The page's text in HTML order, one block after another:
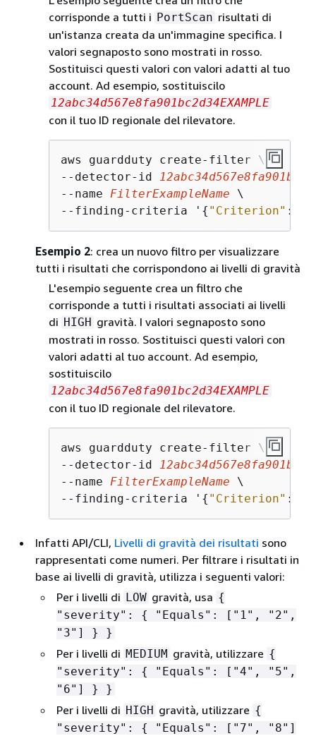
corrisponde a tutti i PortScan risultati di
un'istanza creata da un'immagine specifica. I
valori segnaposto sono mostrati in rosso.
Sostituisci questi valori con valori adatti al tuo
account. Ad esempio, sostituiscilo
12abc34d567e8fa901bc2d34EXAMPLE
con il tuo ID regionale del rilevatore.
aws guardduty create-filter \
--detector-id 12
--name FilterExampleName \
--finding-criteria ' { "Criterion" :
Esempio 2: crea un nuovo filtro per visualizzare
tutti i risultati che corrispondono ai livelli di gravità
L'esempio seguente crea un filtro che
corrisponde a tutti i risultati associati ai livelli
di HIGH gravità. I valori segnaposto sono
mostrati in rosso. Sostituisci questi valori con
valori adatti al tuo account. Ad esempio,
sostituiscilo
12abc34d567e8fa901bc2d34EXAMPLE
con il tuo ID regionale del rilevatore.
aws guardduty create-filter \
--detector-id
12
--name FilterExampleName \
--finding-criteria ' { "Criterion" :
Infatti API/CLI, Livelli di gravità dei risultati sono
rappresentati come numeri. Per filtrare i risultati in
base ai livelli di gravità, utilizza i seguenti valori:
Per i livelli di LOW gravità, usa {
"severity": {
"Equals": ["1", "2",
"3"] } }
Per i livelli di MEDIUM gravità, utilizzare {
"severity": {
"Equals": ["4", "5",
"6"] } }
Per i livelli di HIGH gravità, utilizzare {
"severity": {
"Equals": ["7", "8"]